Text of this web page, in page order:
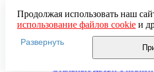
Стальные двери в
Стальные двери
Стальные двери массив
Стальные двери мдф
Стальные двери с
Продолжая использовать наш
использование файлов cookieи других
пользовательских данных
местоположении, устройстве, действиях на
для функционирования сайта,
Развернуть